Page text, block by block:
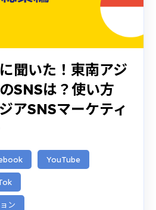
聞いた！東南アジ
SNSは？使い方
アSNSマーケティ
YouTube
ン